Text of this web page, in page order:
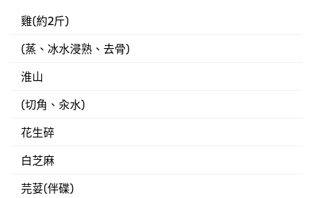
雞(約2斤)
(蒸、冰水浸熟、去骨)
淮山
(切角、汆水)
花生碎
白芝麻
芫荽(伴碟)